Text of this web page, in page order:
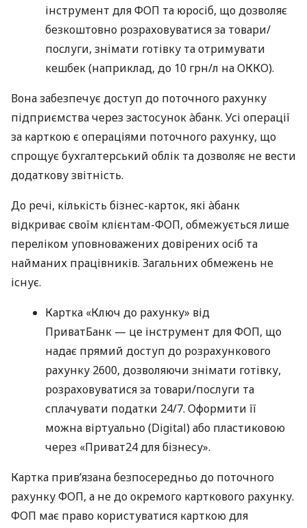
інструмент для ФОП та юросіб, що дозволяє
безкоштовно розраховуватися за товари/
послуги, знімати готівку та отримувати
кешбек (наприклад, до 10 грн/л на ОККО).
Вона забезпечує доступ до поточного рахунку
підприємства через застосунок àбанк. Усі операції
за карткою є операціями поточного рахунку, що
спрощує бухгалтерський облік та дозволяє не вести
додаткову звітність.
До речі, кількість бізнес-карток, які àбанк
відкриває своїм клієнтам-ФОП, обмежується лише
переліком уповноважених довірених осіб та
найманих працівників. Загальних обмежень не
існує.
Картка «Ключ до рахунку» від
ПриватБанк — це інструмент для ФОП, що
надає прямий доступ до розрахункового
рахунку 2600, дозволяючи знімати готівку,
розраховуватися за товари/послуги та
сплачувати податки 24/7. Оформити її
можна віртуально (Digital) або пластиковою
через «Приват24 для бізнесу».
Картка прив’язана безпосередньо до поточного
рахунку ФОП, а не до окремого карткового рахунку.
ФОП має право користуватися карткою для